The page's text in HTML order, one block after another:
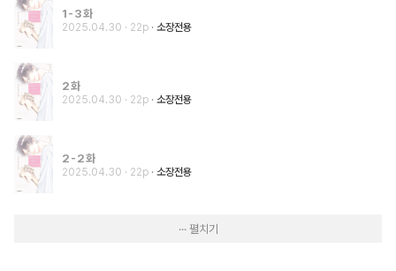
1-3화
2025.04.30 · 22p 소장전용
2화
2025.04.30 · 22p 소장전용
2-2화
2025.04.30 · 22p 소장전용
··· 펼치기